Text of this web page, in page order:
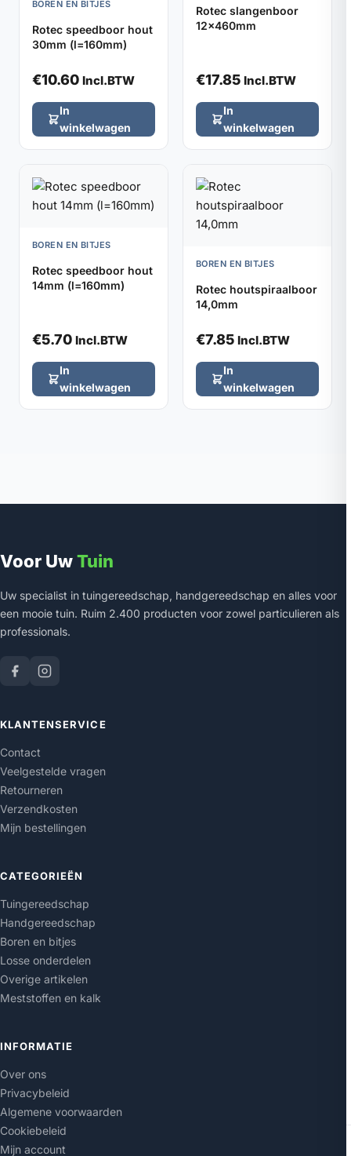
BOREN EN BITJES
Rotec speedboor hout
30mm (l=160mm)
€10.60 Incl.BTW
In
winkelwagen
Rotec slangenboor
12x460mm
€17.85 Incl.BTW
In
winkelwagen
BOREN EN BITJES
Rotec speedboor hout
14mm (l=160mm)
€5.70 Incl.BTW
In
winkelwagen
BOREN EN BITJES
Rotec houtspiraalboor
14,0mm
€7.85 Incl.BTW
In
winkelwagen
Voor UwTuin
Uw specialist in tuingereedschap, handgereedschap en alles voor
een mooie tuin. Ruim 2.400 producten voor zowel particulieren als
professionals.
KLANTENSERVICE
Contact
Veelgestelde vragen
Retourneren
Verzendkosten
Mijn bestellingen
CATEGORIEËN
Tuingereedschap
Handgereedschap
Boren en bitjes
Losse onderdelen
Overige artikelen
Meststoffen en kalk
INFORMATIE
Over ons
Privacybeleid
Algemene voorwaarden
Cookiebeleid
Mijn account